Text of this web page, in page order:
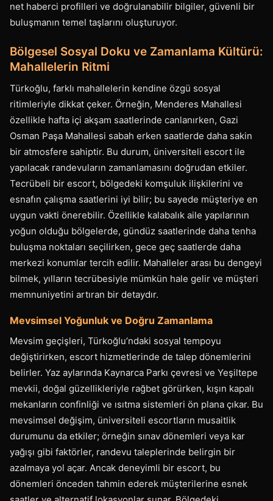
net haberci profilleri ve doğrulanabilir bilgiler, güvenli bir
buluşmanın temel taşlarını oluşturuyor.
Bölgesel Sosyal Doku ve Zamanlama Kültürü:
Mahallelerin Ritmi
Türkoğlu, farklı mahallelerin kendine özgü sosyal
ritimleriyle dikkat çeker. Örneğin, Menderes Mahallesi
özellikle hafta içi akşam saatlerinde canlanırken, Gazi
Osman Paşa Mahallesi sabah erken saatlerde daha sakin
bir atmosfere sahiptir. Bu durum, üniversiteli escort ile
yapılacak randevuların zamanlamasını doğrudan etkiler.
Tecrübeli bir escort, bölgedeki komşuluk ilişkilerini ve
esnafın çalışma saatlerini iyi bilir; bu sayede müşteriye en
uygun vakti önerebilir. Özellikle kalabalık aile yapılarının
yoğun olduğu bölgelerde, gündüz saatlerinde daha tenha
buluşma noktaları seçilirken, gece geç saatlerde daha
merkezi konumlar tercih edilir. Mahalleler arası bu dengeyi
bilmek, yılların tecrübesiyle mümkün hale gelir ve müşteri
memnuniyetini artıran bir detaydır.
Mevsimsel Yoğunluk ve Doğru Zamanlama
Mevsim geçişleri, Türkoğlu’ndaki sosyal tempoyu
değiştirirken, escort hizmetlerinde de talep dönemlerini
belirler. Yaz aylarında Kaynarca Parkı çevresi ve Yeşiltepe
mevkii, doğal güzellikleriyle rağbet görürken, kışın kapalı
mekanların confinliği ve ısıtma sistemleri ön plana çıkar. Bu
mevsimsel değişim, üniversiteli escortların musaitlik
durumunu da etkiler; örneğin sınav dönemleri veya kar
yağışı gibi faktörler, randevu taleplerinde belirgin bir
azalmaya yol açar. Ancak deneyimli bir escort, bu
dönemleri önceden tahmin ederek müşterilerine esnek